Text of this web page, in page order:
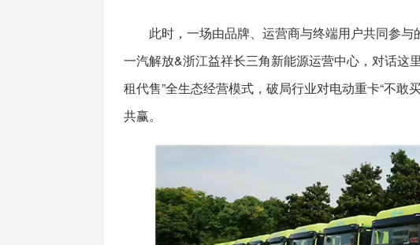
此时，一场由品牌、运营商与终端用户共同参
一汽解放&浙江益祥长三角新能源运营中心，对话
租代售”全生态经营模式，破局行业对电动重卡“不敢
共赢。